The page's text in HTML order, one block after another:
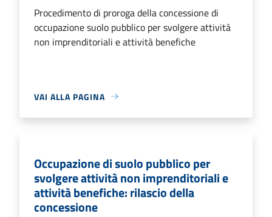
Procedimento di proroga della concessione di
occupazione suolo pubblico per svolgere attività
non imprenditoriali e attività benefiche
VAI ALLA PAGINA
Occupazione di suolo pubblico per
svolgere attività non imprenditoriali e
attività benefiche: rilascio della
concessione